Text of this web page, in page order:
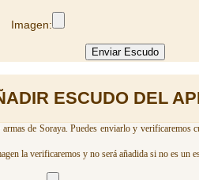
Imagen:
ESCUDO DEL
de Soraya. Puedes enviarlo y verificaremos
la verificaremos y no será añadida si no es un